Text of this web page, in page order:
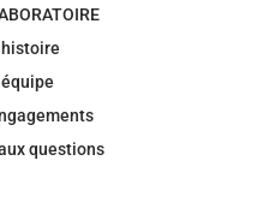
questions